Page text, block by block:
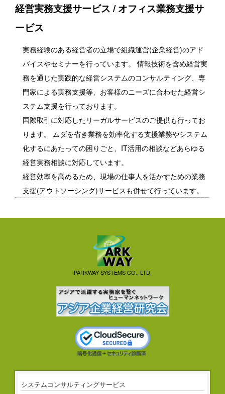
経営実務支援サービス / オフィス業務支援サ
ービス
実務経験のある経営者の立場で組織運営(企業経営)のアド
バイスやセミナーを行っています。 情報技術を含め経営実
務を通じた実践的な経営システムのコンサルティング、専
門家による実務支援等、お客様のニーズに合わせた経営シ
ステム支援を行っております。
国際取引に対応したリーガルサービスのご提供も行ってお
ります。 ムダを省き業務を効率化する支援業務やシステム
化するにあたっての困りごと、IT活用の相談などあらゆる
経営実務相談に対応しています。
経営効率を高めるため、現場の仕事人を活かすための業務
支援(アウトソーシング)サービスも併せて行っています。
PARKWAY SYSTEMS CO., LTD.
システムコンサルティングサービス